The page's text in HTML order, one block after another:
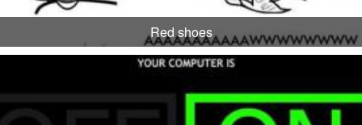
Red shoes